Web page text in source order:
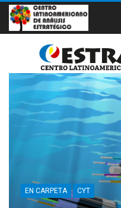
EN CARPETA CYT